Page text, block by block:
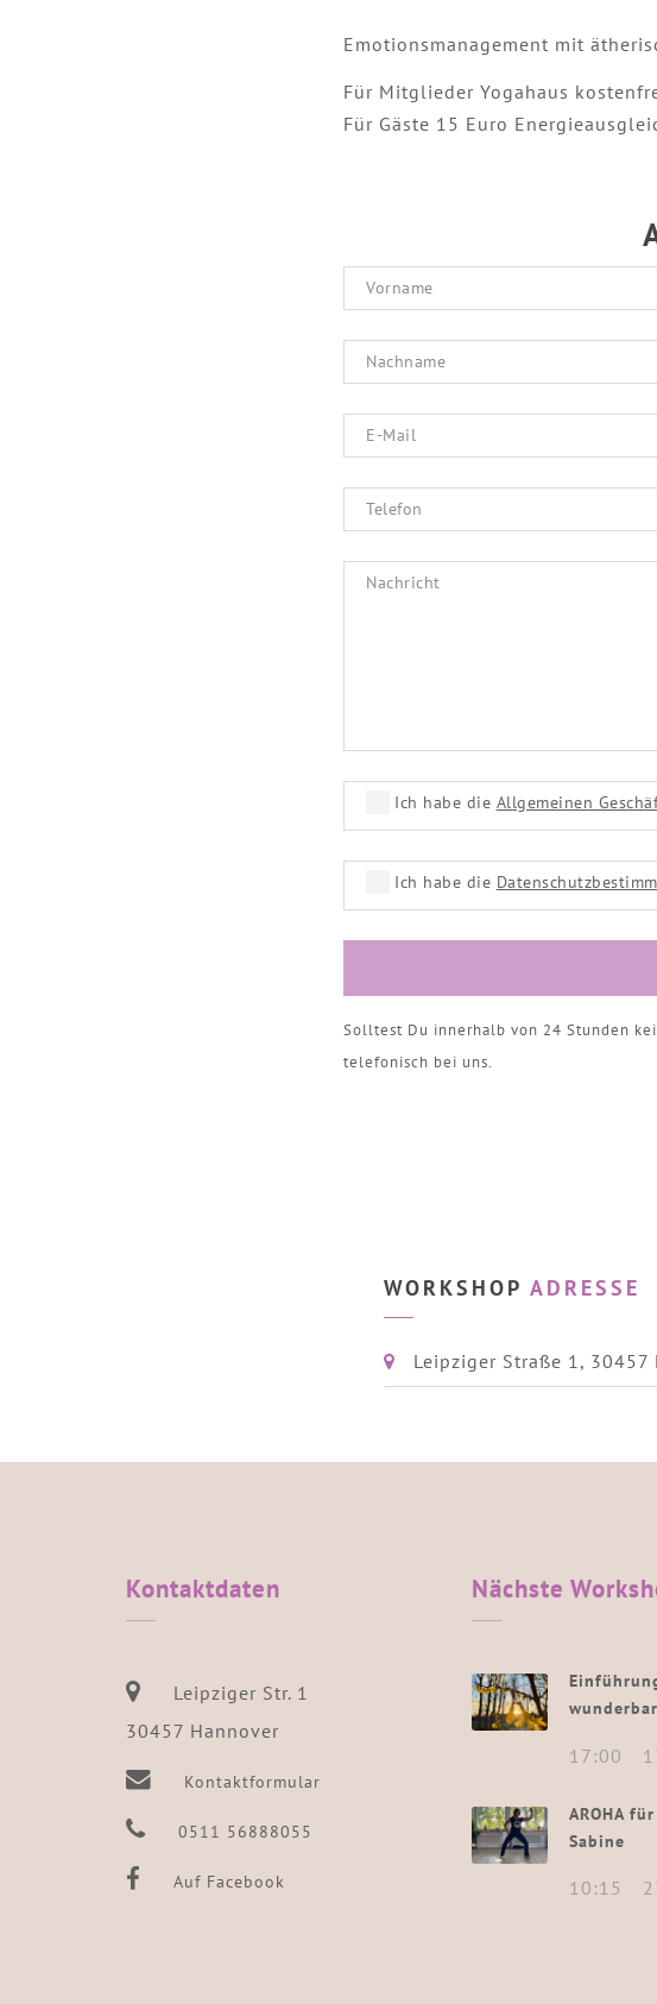
Emotionsmanagement mit
Für Mitglieder Yogahaus
Für Gäste 15 Euro
Ich habe die Allgemeinen
Ich habe die
Solltest Du innerhalb von 24 Stunden
telefonisch bei uns.
WORKSHOP ADRESSE
Leipziger Straße 1, 30457
Kontaktdaten
Leipziger Str. 1
30457 Hannover
Kontaktformular
0511 56888055
Auf Facebook
Nächste
17:00
AROHA
Sabine
10:15